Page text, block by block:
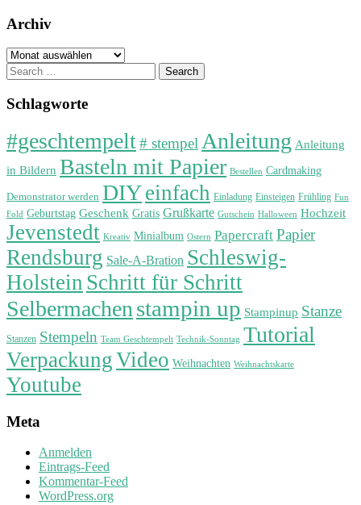
Archiv
Archiv
Search
for:
Schlagworte
#geschtempelt# stempel Anleitung Anleitung
in Bildern Basteln mit Papier Bestellen Cardmaking
Demonstrator werden DIYeinfach Einladung Einsteigen Frühling Fun
Fold Geburtstag Geschenk Gratis Grußkarte Gutschein Halloween Hochzeit
Jevenstedt Kreativ Minialbum Ostern Papercraft Papier
Rendsburg Sale-A-Bration Schleswig-
Holstein Schritt für Schritt
Selbermachen stampin up Stampinup Stanze
Stanzen Stempeln Team Geschtempelt Technik-Sonntag Tutorial
VerpackungVideo Weihnachten Weihnachtskarte
Youtube
Meta
Anmelden
Eintrags-Feed
Kommentar-Feed
WordPress.org